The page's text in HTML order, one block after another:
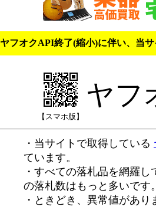
ヤフオクAPI終了(縮小)に伴い、当
【スマホ版】
ヤフ
・当サイトで取得している
ています。
・すべての落札品を網羅
の落札数はもっと多いです
・ときどき、異常値があ